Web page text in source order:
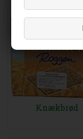
Knækbrød